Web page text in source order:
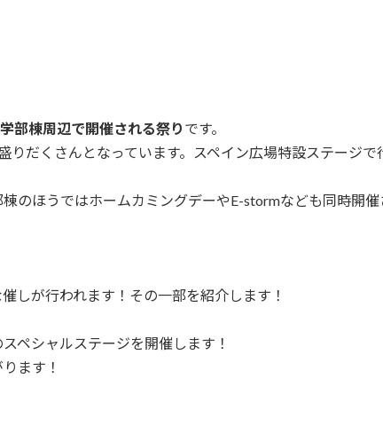
部棟周辺で開催される祭り です。
りだくさんとなっています。スペイン広場特設ステージ
のほうではホームカミングデーやE-stormなども同時開
しが行われます！その一部を紹介します！
シャルステージを開催します！
ます！